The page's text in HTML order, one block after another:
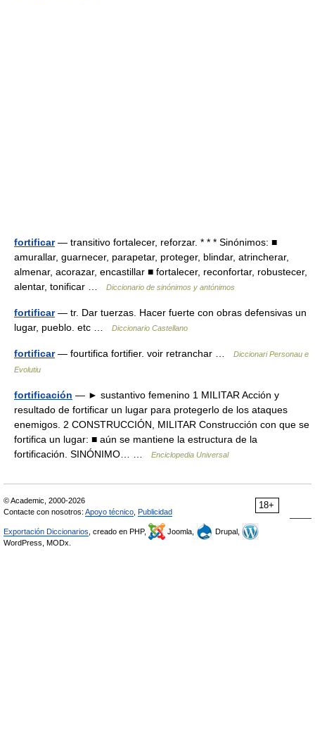
fortificar— transitivo fortalecer, reforzar. * * * Sinónimos: ■
amurallar, guarnecer, parapetar, proteger, blindar, atrincherar,
almenar, acorazar, encastillar ■ fortalecer, reconfortar, robustecer,
alentar, tonificar …
Diccionario de sinónimos y antónimos
fortificar— tr. Dar tuerzas. Hacer fuerte con obras defensivas un
lugar, pueblo. etc …
Diccionario Castellano
fortificar— fourtifica fortifier. voir retranchar …
Diccionari Personau e
Evolutiu
fortificación — ► sustantivo femenino 1 MILITAR Acción y
resultado de fortificar un lugar para protegerlo de los ataques
enemigos. 2 CONSTRUCCIÓN, MILITAR Construcción con que se
fortifica un lugar: ■ aún se mantiene la estructura de la
fortificación. SINÓNIMO… …
Enciclopedia Universal
18+
© Academic, 2000-2026
Contacte con nosotros: Apoyo técnico Publicidad
Exportación Diccionarios , creado en PHP, Joomla,
Drupal,
WordPress, MODx.